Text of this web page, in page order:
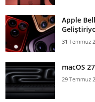
Apple
31 Temmuz
macOS
29 Temmuz